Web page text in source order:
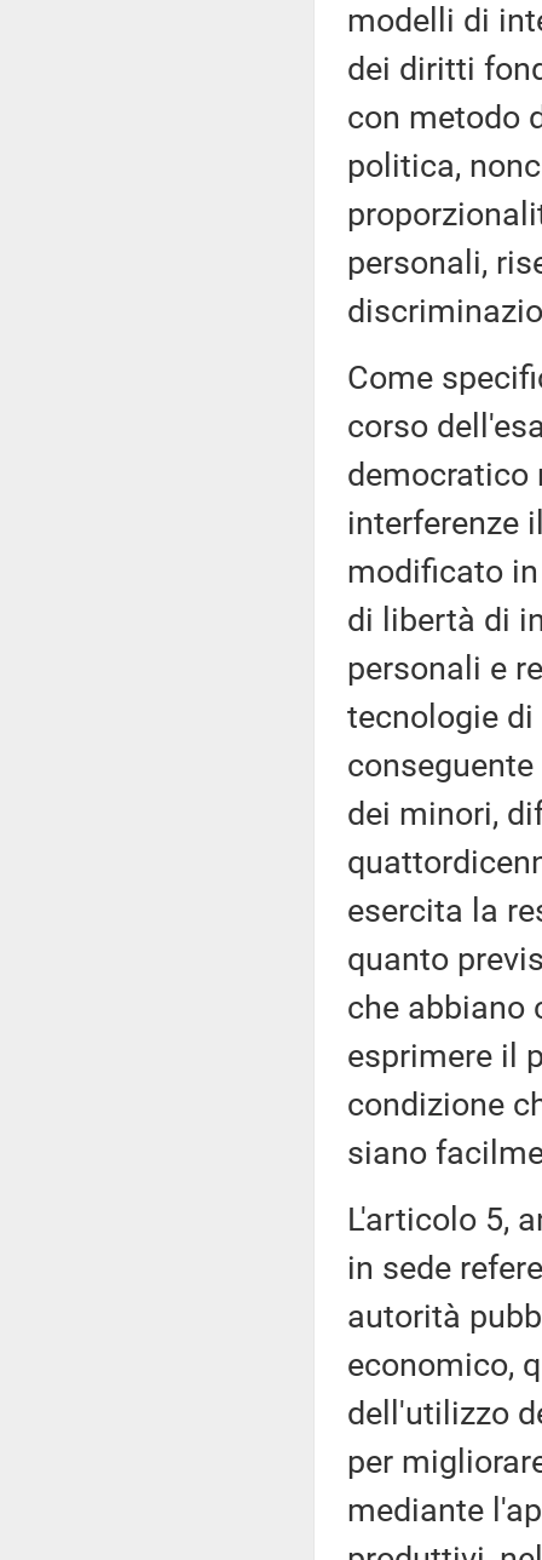
modelli di
dei diritti
con metodo
politica,
personali,
Come
corso
democratico
interferenze
modificato
di libertà di
personali e
tecnologie
dei minori,
esercita la
quanto
che abbiano
esprimere il
condizione
siano
L'articolo 5,
in sede
autorità
economico,
dell'utilizzo
per
mediante